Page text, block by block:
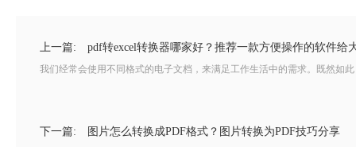
上一篇: pdf转excel转换器哪家好？推荐一款方便操作的软件给
我们经常会使用不同格式的电子文档，来满足工作生活中的需求。既然如
下一篇: 图片怎么转换成PDF格式？图片转换为PDF技巧分享